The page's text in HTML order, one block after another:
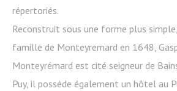
répertoriés.
Reconstruit sous une forme plus
famille de Monteyremard en 1648,
Monteyrémard est cité seigneur de
Puy, il possède également un hôtel au